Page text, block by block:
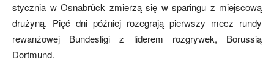
stycznia w Osnabrück zmierzą się w sparingu z miejscową
drużyną. Pięć dni później rozegrają pierwszy mecz rundy
rewanżowej Bundesligi z liderem rozgrywek, Borussią
Dortmund.